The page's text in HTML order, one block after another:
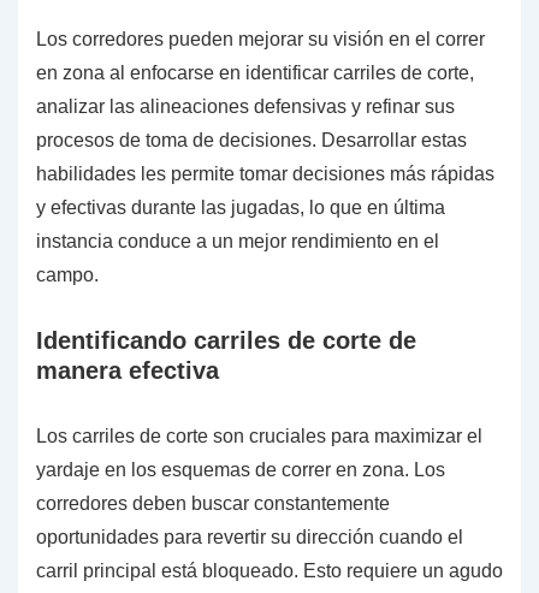
Los corredores pueden mejorar su visión en el correr
en zona al enfocarse en identificar carriles de corte,
analizar las alineaciones defensivas y refinar sus
procesos de toma de decisiones. Desarrollar estas
habilidades les permite tomar decisiones más rápidas
y efectivas durante las jugadas, lo que en última
instancia conduce a un mejor rendimiento en el
campo.
Identificando carriles de corte de
manera efectiva
Los carriles de corte son cruciales para maximizar el
yardaje en los esquemas de correr en zona. Los
corredores deben buscar constantemente
oportunidades para revertir su dirección cuando el
carril principal está bloqueado. Esto requiere un agudo